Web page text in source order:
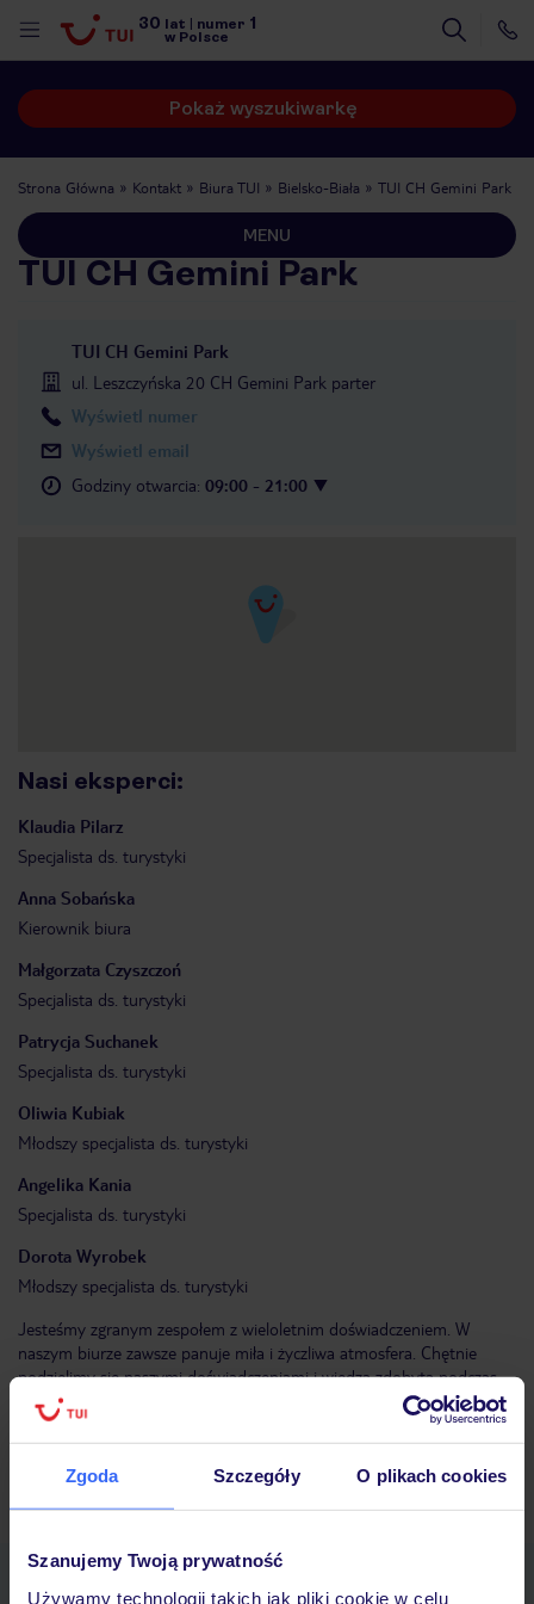
Zgoda Szczegóły O plikach cookies
Szanujemy Twoją prywatność
Używamy technologii takich jak pliki cookie w celu
30 lat numer 1
w Polsce
Pokaż wyszukiwarkę
Strona Główna Kontakt Biura TUI Bielsko-Biała TUI CH Gemini Park
MENU
TUI CH Gemini Park
TUI CH Gemini Park
ul. Leszczyńska 20 CH Gemini Park parter
Wyświetl numer
Wyświetl email
Godziny otwarcia: 09:00 - 21:00
Nasi eksperci:
Klaudia Pilarz
Specjalista ds. turystyki
Anna Sobańska
Kierownik biura
Małgorzata Czyszczoń
Specjalista ds. turystyki
Patrycja Suchanek
Specjalista ds. turystyki
Oliwia Kubiak
Młodszy specjalista ds. turystyki
Angelika Kania
Specjalista ds. turystyki
Dorota Wyrobek
Młodszy specjalista ds. turystyki
Jesteśmy zgranym zespołem z wieloletnim doświadczeniem. W
naszym biurze zawsze panuje miła i życzliwa atmosfera. Chętnie
podzielimy się naszymi doświadczeniami i wiedzą zdobytą podczas
licznych podróży oraz wysłuchamy Państwa opinii. Uśmiech i
zadowolenie naszych Klientów stanowi dla nas największą
satysfakcję.
Znajdź inne Biuro Podróży TUI w Twojej okolicy